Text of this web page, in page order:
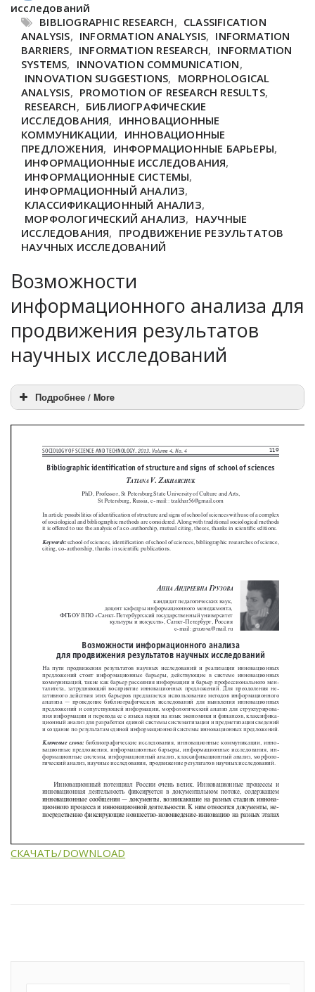
исследований
BIBLIOGRAPHIC RESEARCH, CLASSIFICATION
ANALYSIS, INFORMATION ANALYSIS, INFORMATION
BARRIERS, INFORMATION RESEARCH, INFORMATION
SYSTEMS, INNOVATION COMMUNICATION,
INNOVATION SUGGESTIONS, MORPHOLOGICAL
ANALYSIS, PROMOTION OF RESEARCH RESULTS,
RESEARCH, БИБЛИОГРАФИЧЕСКИЕ
ИССЛЕДОВАНИЯ, ИННОВАЦИОННЫЕ
КОММУНИКАЦИИ, ИННОВАЦИОННЫЕ
ПРЕДЛОЖЕНИЯ, ИНФОРМАЦИОННЫЕ БАРЬЕРЫ,
ИНФОРМАЦИОННЫЕ ИССЛЕДОВАНИЯ,
ИНФОРМАЦИОННЫЕ СИСТЕМЫ,
ИНФОРМАЦИОННЫЙ АНАЛИЗ,
КЛАССИФИКАЦИОННЫЙ АНАЛИЗ,
МОРФОЛОГИЧЕСКИЙ АНАЛИЗ, НАУЧНЫЕ
ИССЛЕДОВАНИЯ, ПРОДВИЖЕНИЕ РЕЗУЛЬТАТОВ
НАУЧНЫХ ИССЛЕДОВАНИЙ
Возможности
информационного анализа для
продвижения результатов
научных исследований
Подробнее / More
СКАЧАТЬ/DOWNLOAD